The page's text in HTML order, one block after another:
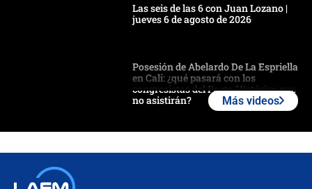
Las seis de las 6 con Juan Lozano |
jueves 6 de agosto de 2026
Posesión de Abelardo De La Espriella
en Cali: ¿qué pasará con los
congresistas del Pacto Histórico que
no asistirán?
Más videos